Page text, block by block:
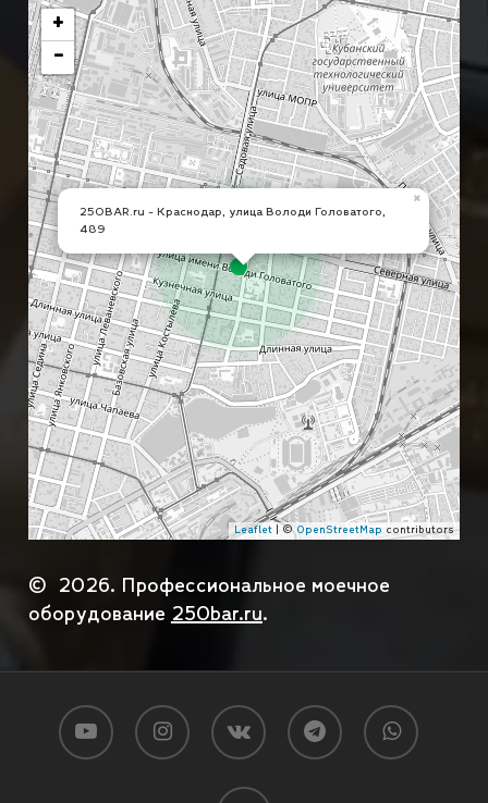
Доставка (выберите город и способ доставки):
Почта ПЭК
250BAR.ru - Краснодар, улица Володи Головатого,
489
×
+
−
Leaflet | ©OpenStreetMap contributors
© 2026. Профессиональное моечное
оборудование 250bar.ru.
youtube instagram vk telegram whatsapp
phone